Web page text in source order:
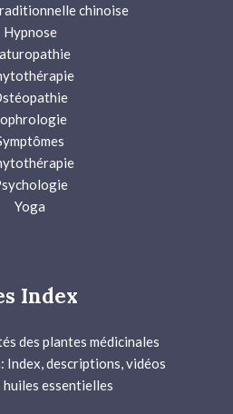
chinoise
Hypnose
Yoga
Index
des plantes médicinales
Index, descriptions, vidéos
huiles essentielles